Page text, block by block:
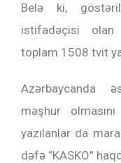
Belə ki,
istifadəçisi olan
toplam 1508 tvit
Azərbaycanda
məşhur
yazılanlar da
dəfə “KASKO”